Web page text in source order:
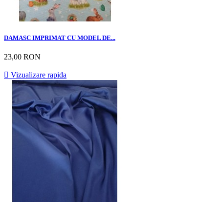
DAMASC IMPRIMAT CU MODEL DE...
23,00 RON
 Vizualizare rapida